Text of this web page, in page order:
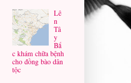
Lê
n
Tâ
y
Bắ
c khám chữa bệnh
cho đồng bào dân
tộc